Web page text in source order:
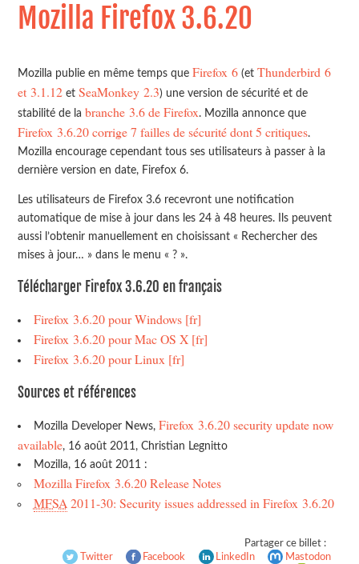
Mozilla Firefox 3.6.20
Mozilla publie en même temps que Firefox 6 (etThunderbird 6
et 3.1.12 etSeaMonkey 2.3) une version de sécurité et de
stabilité de labranche 3.6 de Firefox. Mozilla annonce que
Firefox 3.6.20 corrige 7 failles de sécurité dont 5 critiques.
Mozilla encourage cependant tous ses utilisateurs à passer à la
dernière version en date, Firefox 6.
Les utilisateurs de Firefox 3.6 recevront une notification
automatique de mise à jour dans les 24 à 48 heures. Ils peuvent
aussi l’obtenir manuellement en choisissant « Rechercher des
mises à jour… » dans le menu « ? ».
Télécharger Firefox 3.6.20 en français
Firefox 3.6.20 pour Windows [fr]
Firefox 3.6.20 pour Mac OS X [fr]
Firefox 3.6.20 pour Linux [fr]
Sources et références
Mozilla Developer News, Firefox 3.6.20 security update now
available, 16 août 2011, Christian Legnitto
Mozilla, 16 août 2011 :
Mozilla Firefox 3.6.20 Release Notes
MFSA 2011-30: Security issues addressed in Firefox 3.6.20
Partager ce billet :
Twitter
Facebook LinkedIn
Mastodon